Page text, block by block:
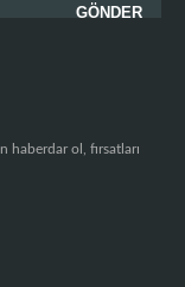
haberdar ol, fırsatları